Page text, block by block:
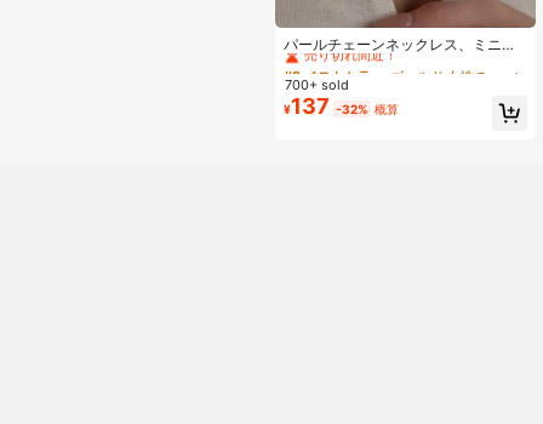
パールチェーンネックレス、ミニマ
リストファッション上品な女性的な
エレガントなキャバリーチェーン、
クリエイティブでシックなネックレ
スアクセサリー
#2 ベストセラー
売り切れ間近！
#2 ベストセラー
売り切れ間近！
#2 ベストセラー
売り切れ間近！
#2 ベストセラー
ゴールド 女性のビーズネックレス
700+ sold
¥137 -32% 概算